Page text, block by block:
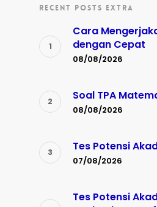
RECENT POSTS EXTRA
Cara
dengan Cepat
08/08/2026
Soal TPA
08/08/2026
Tes Potensi
07/08/2026
Tes Potensi